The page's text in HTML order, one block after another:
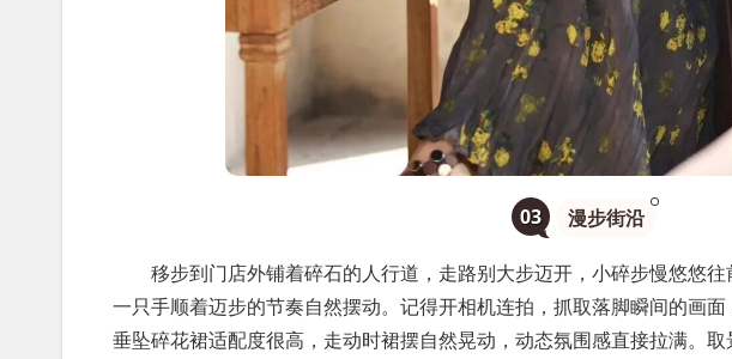
03 漫步街沿
移步到门店外铺着碎石的人行道，走路别大步迈开，小碎步慢悠悠往
一只手顺着迈步的节奏自然摆动。记得开相机连拍，抓取落脚瞬间的画
垂坠碎花裙适配度很高，走动时裙摆自然晃动，动态氛围感直接拉满。